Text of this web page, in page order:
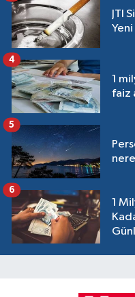
JTI
1
faiz
4
5
1
6